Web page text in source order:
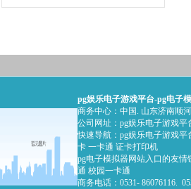
pg娱乐电子游戏平台-pg电子
商务中心：中国. 山东济南顺
公司网址： pg娱乐电子游戏平
快速导航： pg娱乐电子游戏平
卡 一卡通 证卡打印机
pg电子模拟器网站入口的友情
通 校园一卡通
商务电话：0531- 86076116.